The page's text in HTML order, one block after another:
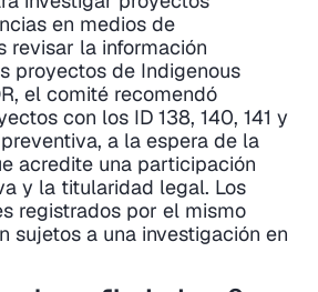
en medios de
revisar la información
proyectos de Indigenous
el comité recomendó
con los ID 138, 140, 141 y
a la espera de la
acredite una participación
y la titularidad legal. Los
registrados por el mismo
sujetos a una investigación en